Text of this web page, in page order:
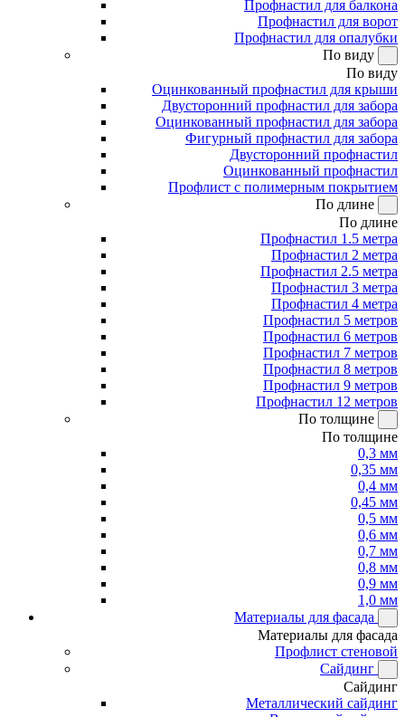
Профнастил для балкона
Профнастил для ворот
Профнастил для опалубки
По виду
По виду
Оцинкованный профнастил для крыши
Двусторонний профнастил для забора
Оцинкованный профнастил для забора
Фигурный профнастил для забора
Двусторонний профнастил
Оцинкованный профнастил
Профлист с полимерным покрытием
По длине
По длине
Профнастил 1.5 метра
Профнастил 2 метра
Профнастил 2.5 метра
Профнастил 3 метра
Профнастил 4 метра
Профнастил 5 метров
Профнастил 6 метров
Профнастил 7 метров
Профнастил 8 метров
Профнастил 9 метров
Профнастил 12 метров
По толщине
По толщине
0,3 мм
0,35 мм
0,4 мм
0,45 мм
0,5 мм
0,6 мм
0,7 мм
0,8 мм
0,9 мм
1,0 мм
Материалы для фасада
Материалы для фасада
Профлист стеновой
Сайдинг
Сайдинг
Металлический сайдинг